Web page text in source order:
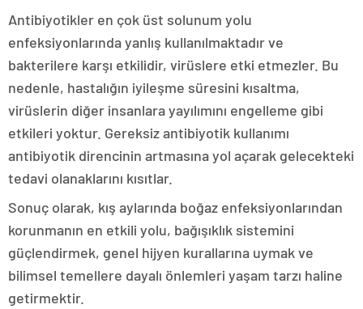
Antibiyotikler en çok üst solunum yolu
enfeksiyonlarında yanlış kullanılmaktadır ve
bakterilere karşı etkilidir, virüslere etki etmezler. Bu
nedenle, hastalığın iyileşme süresini kısaltma,
virüslerin diğer insanlara yayılımını engelleme gibi
etkileri yoktur. Gereksiz antibiyotik kullanımı
antibiyotik direncinin artmasına yol açarak gelecekteki
tedavi olanaklarını kısıtlar.
Sonuç olarak, kış aylarında boğaz enfeksiyonlarından
korunmanın en etkili yolu, bağışıklık sistemini
güçlendirmek, genel hijyen kurallarına uymak ve
bilimsel temellere dayalı önlemleri yaşam tarzı haline
getirmektir.